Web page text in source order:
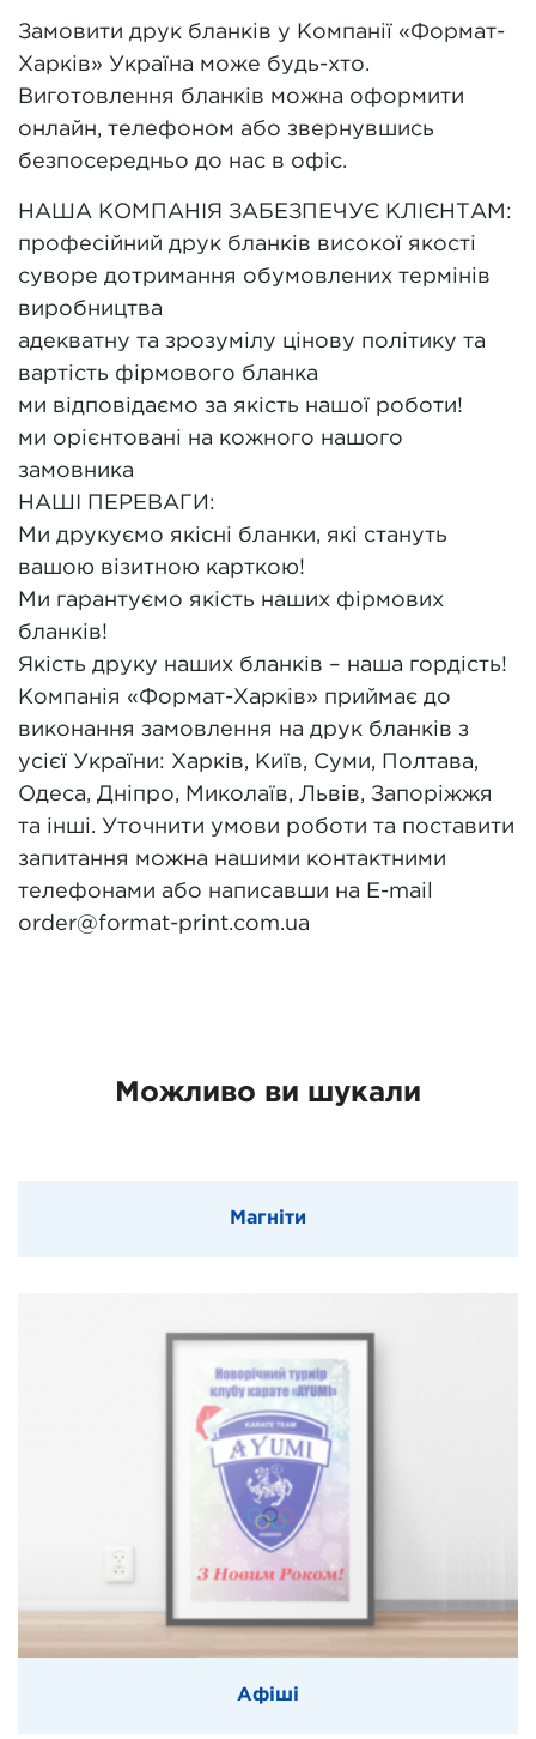
Замовити друк бланків у Компанії «Формат-
Харків» Україна може будь-хто.
Виготовлення бланків можна оформити
онлайн, телефоном або звернувшись
безпосередньо до нас в офіс.
НАША КОМПАНІЯ ЗАБЕЗПЕЧУЄ КЛІЄНТАМ:
професійний друк бланків високої якості
суворе дотримання обумовлених термінів
виробництва
адекватну та зрозумілу цінову політику та
вартість фірмового бланка
ми відповідаємо за якість нашої роботи!
ми орієнтовані на кожного нашого
замовника
НАШІ ПЕРЕВАГИ:
Ми друкуємо якісні бланки, які стануть
вашою візитною карткою!
Ми гарантуємо якість наших фірмових
бланків!
Якість друку наших бланків – наша гордість!
Компанія «Формат-Харків» приймає до
виконання замовлення на друк бланків з
усієї України: Харків, Київ, Суми, Полтава,
Одеса, Дніпро, Миколаїв, Львів, Запоріжжя
та інші. Уточнити умови роботи та поставити
запитання можна нашими контактними
телефонами або написавши на E-mail
order@format-print.com.ua
Можливо ви шукали
Магніти
Афіші